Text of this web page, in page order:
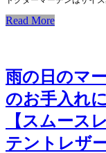
Read More
雨の日のマ
のお手入れ
【スムース
テントレザー